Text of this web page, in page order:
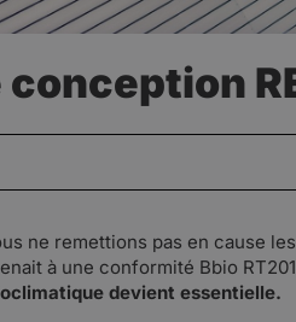
conception
ne remettions pas en cause
à une conformité Bbio
devient essentielle.